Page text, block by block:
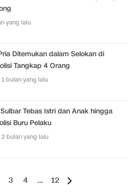
yang lalu
Ditemukan dalam Selokan di
Tangkap 4 Orang
1 bulan yang lalu
Tebas Istri dan Anak hingga
Buru Pelaku
2 bulan yang lalu
3 4 ... 12